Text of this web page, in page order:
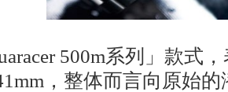
500m系列」款式
，整体而言向原始